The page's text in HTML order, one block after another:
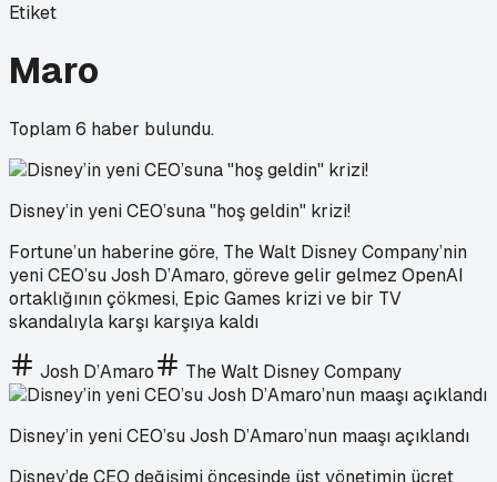
Etiket
Maro
Toplam6 haber bulundu.
Disney’in yeni CEO’suna "hoş geldin" krizi!
Fortune’un haberine göre, The Walt Disney Company’nin
yeni CEO’su Josh D’Amaro, göreve gelir gelmez OpenAI
ortaklığının çökmesi, Epic Games krizi ve bir TV
skandalıyla karşı karşıya kaldı
Josh D’Amaro The Walt Disney Company
Disney’in yeni CEO’su Josh D’Amaro’nun maaşı açıklandı
Disney’de CEO değişimi öncesinde üst yönetimin ücret